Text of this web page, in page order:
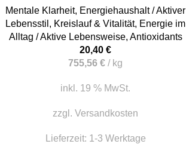
Mentale Klarheit, Energiehaushalt / Aktiver
Lebensstil , Kreislauf & Vitalität, Energie im
Alltag / Aktive Lebensweise, Antioxidants
20,40€
755,56€ / kg
inkl. 19 % MwSt.
zzgl.Versandkosten
Lieferzeit: 1-3 Werktage